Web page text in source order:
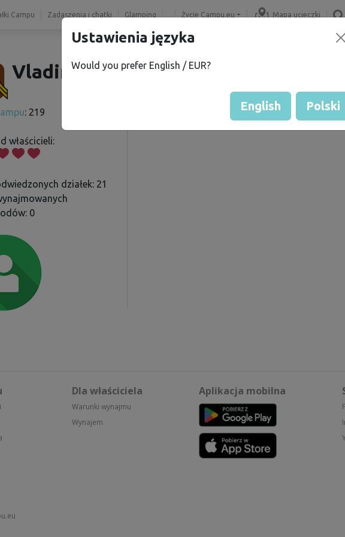
Campu Zadaszenia i chatki Glamping Życie Campu.eu Mapa ucieczki
Vladimír L.
: 219
właścicieli:
działek: 21
0
Dla właściciela
Warunki wynajmu
Wynajem
Aplikacja mobilna
Ustawienia języka
Would you prefer English / EUR?
English Polski